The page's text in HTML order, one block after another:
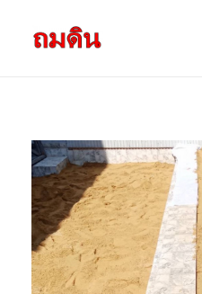
ผลงานถมดิน
ข้อมูลการถมดิน